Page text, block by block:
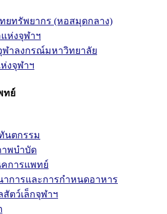
ยทรัพยากร (หอสมุดกลาง)
ห่งจุฬาฯ
าลงกรณ์มหาวิทยาลัย
งจุฬาฯ
ทย์
นตกรรม
พบำบัด
การแพทย์
การและการกำหนดอาหาร
สัตว์เล็กจุฬาฯ